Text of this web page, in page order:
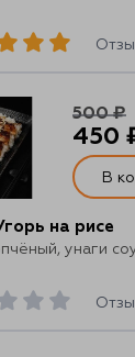
на рисе
унаги
500 ₽
450
В